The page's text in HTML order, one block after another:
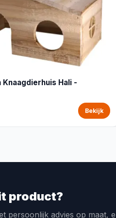
Hali -
Bekijk
product?
persoonlijk advies op maat,